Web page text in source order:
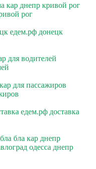
кар днепр кривой рог
рог
едем.рф донецк
для водителей
для пассажиров
едем.рф доставка
бла кар днепр
одесса днепр